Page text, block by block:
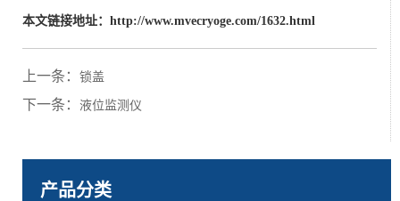
本文链接地址： http://www.mvecryoge.com/1632.html
上一条： 锁盖
下一条： 液位监测仪
产品分类